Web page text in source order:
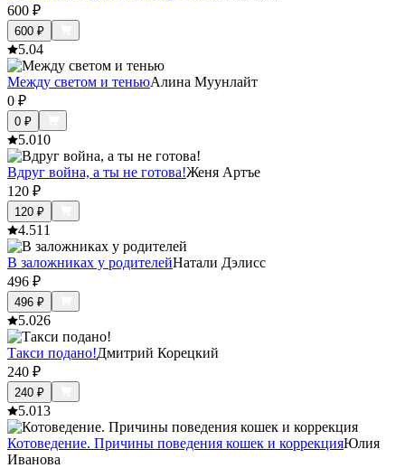
600 ₽
600 ₽
5.04
Между светом и теньюАлина Муунлайт
0 ₽
0 ₽
5.010
Вдруг война, а ты не готова!Женя Артъе
120 ₽
120 ₽
4.511
В заложниках у родителейНатали Дэлисс
496 ₽
496 ₽
5.026
Такси подано!Дмитрий Корецкий
240 ₽
240 ₽
5.013
Котоведение. Причины поведения кошек и коррекцияЮлия
Иванова